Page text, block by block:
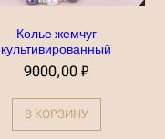
Колье жемчуг
культивированный
9000,00₽
В КОРЗИНУ